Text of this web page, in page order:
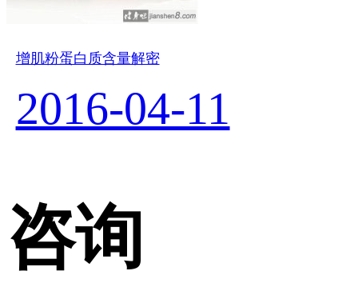
增肌粉蛋白质含量解密
2016-04-11
咨询